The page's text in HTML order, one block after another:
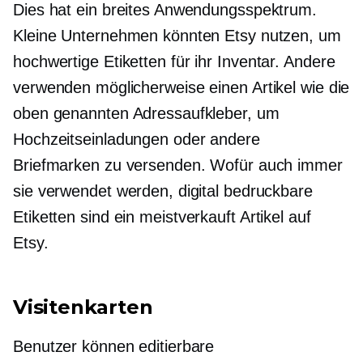
Dies hat ein breites Anwendungsspektrum.
Kleine Unternehmen könnten Etsy nutzen, um
hochwertigeEtiketten für ihr Inventar. Andere
verwenden möglicherweise einen Artikel wie die
oben genannten Adressaufkleber, um
Hochzeitseinladungen oder andere
Briefmarken zu versenden. Wofür auch immer
sie verwendet werden, digital bedruckbare
Etiketten sind ein meistverkauftArtikel auf
Etsy.
Visitenkarten
Benutzer können editierbare